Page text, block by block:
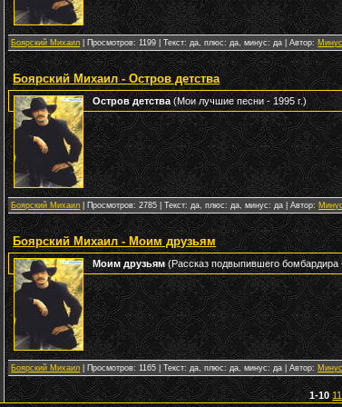
Боярский Михаил | Просмотров: 1199 | Текст: да, плюс: да, минус: да | Автор:
Боярский Михаил - Остров детства
Остров детства(Мои лучшие песни - 1995 г.)
Боярский Михаил | Просмотров: 2785 | Текст: да, плюс: да, минус: да | Автор:
Боярский Михаил - Моим друзьям
Моим друзьям(Рассказ подвыпившего бомбардира
Боярский Михаил | Просмотров: 1165 | Текст: да, плюс: да, минус: да | Автор:
1-10